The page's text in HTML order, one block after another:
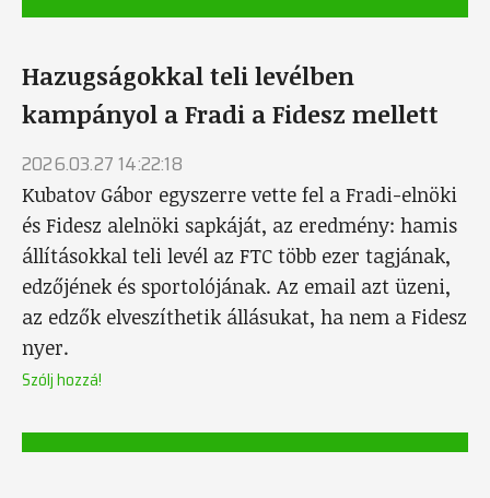
Hazugságokkal teli levélben
kampányol a Fradi a Fidesz mellett
2026.03.27 14:22:18
Kubatov Gábor egyszerre vette fel a Fradi-elnöki
és Fidesz alelnöki sapkáját, az eredmény: hamis
állításokkal teli levél az FTC több ezer tagjának,
edzőjének és sportolójának. Az email azt üzeni,
az edzők elveszíthetik állásukat, ha nem a Fidesz
nyer.
Szólj hozzá!